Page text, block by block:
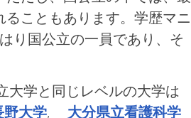
こともあります。学歴マニ
り国公立の一員であり、そ
大学と同じレベルの大学は
野大学, 大分県立看護科学